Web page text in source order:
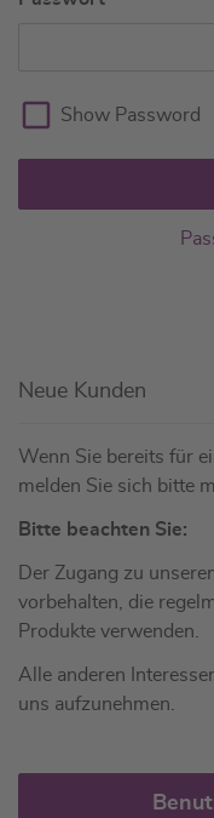
Show Password
Neue Kunden
Wenn Sie bereits für
melden Sie sich bitte
Bitte beachten Sie:
Der Zugang zu
vorbehalten, die
Produkte verwenden.
Alle anderen
uns aufzunehmen.